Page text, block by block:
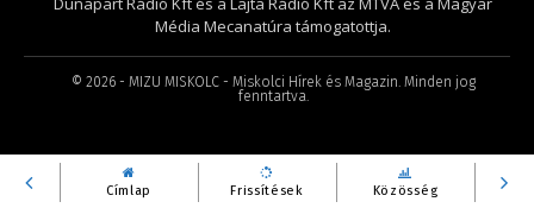
Címlap Frissítések Közösség
Média Mecanatúra támogatottja.
© 2026- MIZU MISKOLC - Miskolci Hírek és Magazin. Minden jog
fenntartva.